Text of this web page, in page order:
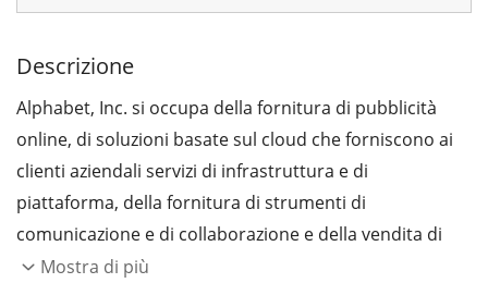
Descrizione
Alphabet, Inc. si occupa della fornitura di pubblicità
online, di soluzioni basate sul cloud che forniscono ai
clienti aziendali servizi di infrastruttura e di
piattaforma, della fornitura di strumenti di
comunicazione e di collaborazione e della vendita di
altri prodotti e servizi come app e acquisti in-app,
Mostra di più